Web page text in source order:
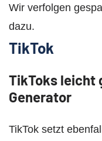
Wir verfolgen
dazu.
TikTok
TikToks leicht
Generator
TikTok setzt